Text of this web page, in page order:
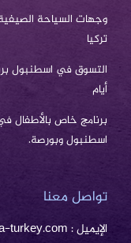
وجهات السياحة
تركيا
أيام
برنامج خاص بالأطفال
اسطنبول وبورصة.
تواصل معنا
الإيميل : info@sama-turkey.com